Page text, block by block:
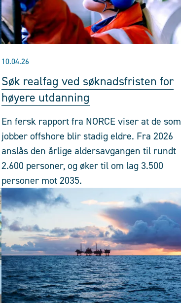
10.04.26
Søk realfag ved søknadsfristen for
høyere utdanning
En fersk rapport fra NORCE viser at de som
jobber offshore blir stadig eldre. Fra 2026
anslås den årlige aldersavgangen til rundt
2.600 personer, og øker til om lag 3.500
personer mot 2035.